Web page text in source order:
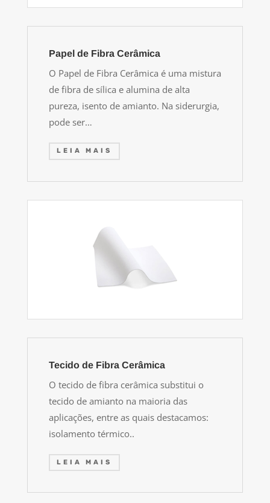
Papel de Fibra Cerâmica
O Papel de Fibra Cerâmica é uma mistura
de fibra de sílica e alumina de alta
pureza, isento de amianto. Na siderurgia,
pode ser…
LEIA MAIS
Tecido de Fibra Cerâmica
O tecido de fibra cerâmica substitui o
tecido de amianto na maioria das
aplicações, entre as quais destacamos:
isolamento térmico..
LEIA MAIS